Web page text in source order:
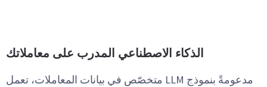
الذكاء الاصطناعي المدرب على معاملاتك
مدعومةً بنموذج LLM متخصّص في بيانات المعاملات، تعمل